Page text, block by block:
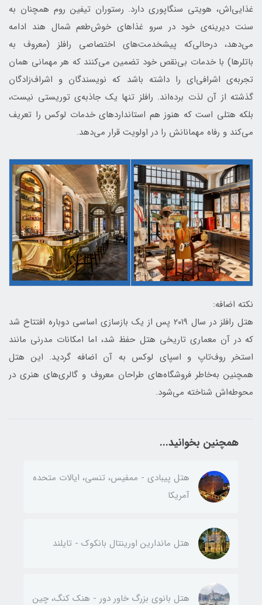
غذایی‌اش، هویتی سنگاپوری دارد. رستوران تیفین روم همچنان به
سنت دیرینه‌ی خود در سرو غذاهای خوش‌طعم شمال هند ادامه
می‌دهد، درحالی‌که پیشخدمت‌های اختصاصی رافلز (معروف به
باتلر‌ها) با خدمات بی‌نقص خود تضمین می‌کنند که هر مهمانی همان
تجربه‌ی اشرافی‌ای را داشته باشد که نویسندگان و اشراف‌زادگان
گذشته از آن لذت برده‌اند. رافلز تنها یک جاذبه‌ی توریستی نیست،
بلکه هتلی است که هنوز هم استانداردهای خدمات لوکس را تعریف
می‌کند و رفاه مهمانانش را در اولویت قرار می‌دهد.
نکته اضافه:
هتل رافلز در سال ۲۰۱۹ پس از یک بازسازی اساسی دوباره افتتاح شد
که در آن معماری تاریخی هتل حفظ شد، اما امکانات مدرنی مانند
استخر روف‌تاپ و اسپای لوکس به آن اضافه گردید. این هتل
همچنین به‌خاطر فروشگاه‌های طراحان معروف و گالری‌های هنری در
محوطه‌اش شناخته می‌شود.
همچنین بخوانید...
هتل پیبادی - ممفیس، تنسی، ایالات متحده
آمریکا
هتل ماندارین اورینتال بانکوک - تایلند
هتل بانوی بزرگ خاور دور - هنک کنگ، چین